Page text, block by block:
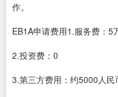
作。
EB1A申请费用1.服务费：5
2.投资费：0
3.第三方费用：约5000人民